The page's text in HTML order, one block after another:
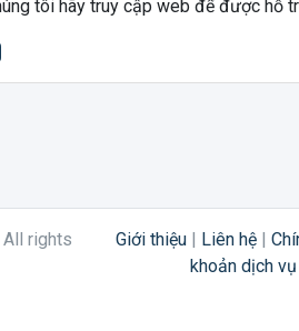
tôi hãy truy cập web để được hỗ
All rights
Giới thiệu | Liên hệ |
khoản dịch vụ